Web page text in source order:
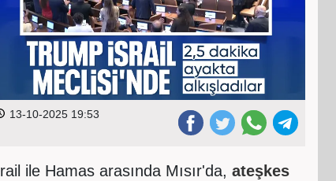
13-10-2025 19:53
ile Hamas arasında Mısır'da, ateşkes